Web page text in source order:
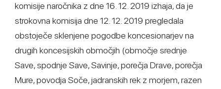
komisije naročnika z dne 16. 12. 2019 izhaja, da je
strokovna komisija dne 12. 12. 2019 pregledala
obstoječe sklenjene pogodbe koncesionarjev na
drugih koncesijskih območjih (območje srednje
Save, spodnje Save, Savinje, porečja Drave, porečja
Mure, povodja Soče, jadranskih rek z morjem, razen